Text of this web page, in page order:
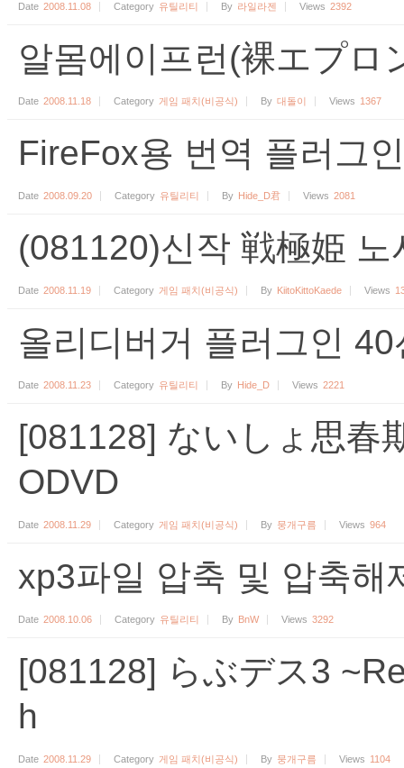
Date 2008.11.08 Category 유틸리티 By 라일라젠 Views 2392
알몸에이프런(裸エプロ
Date 2008.11.18 Category 게임 패치(비공식) By 대돌이 Views 1367
FireFox용 번역 플러그인
Date 2008.09.20 Category 유틸리티 By Hide_D君 Views 2081
(081120)신작 戦極姫 노
Date 2008.11.19 Category 게임 패치(비공식) By KiitoKittoKaede Views
올리디버거 플러그인
Date 2008.11.23 Category 유틸리티 By Hide_D Views 2221
[081128] ないしょ思春
ODVD
Date 2008.11.29 Category 게임 패치(비공식) By 뭉개구름 Views 964
xp3파일 압축 및 압축해
Date 2008.10.06 Category 유틸리티 By BnW Views 3292
[081128] らぶデス3
h
Date 2008.11.29 Category 게임 패치(비공식) By 뭉개구름 Views 1104